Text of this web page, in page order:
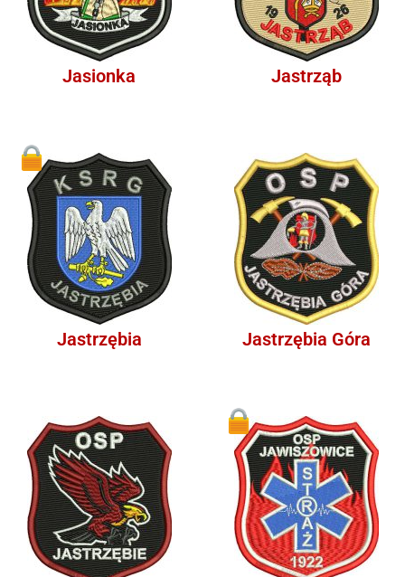
Jasionka Jastrząb
Jastrzębia Jastrzębia Góra